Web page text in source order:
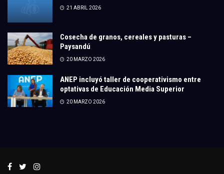
21 ABRIL 2026
Cosecha de granos, cereales y pasturas –
Paysandú
20 MARZO 2026
ANEP incluyó taller de cooperativismo entre
optativas de Educación Media Superior
20 MARZO 2026